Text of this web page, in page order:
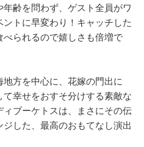
齢を問わず、ゲスト全員がワ
トに早変わり！キャッチした
られるので嬉しさも倍増で
方を中心に、花嫁の門出に
て幸せをおすそ分けする素敵な
ブーケトスは、まさにその伝
した、最高のおもてなし演出